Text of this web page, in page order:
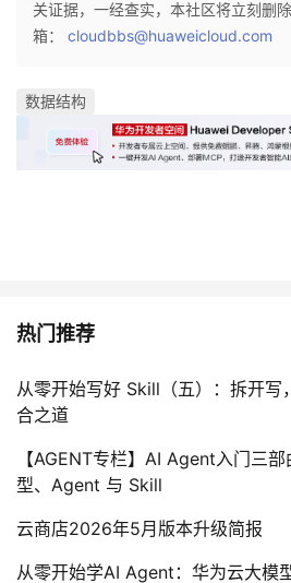
关证据，一经查实，本社区将立刻删
箱： cloudbbs@huaweicloud.com
数据结构
热门推荐
从零开始写好 Skill（五）：拆开
合之道
【AGENT专栏】AI Agent入门三
型、Agent 与 Skill
云商店2026年5月版本升级简报
从零开始学AI Agent：华为云大模